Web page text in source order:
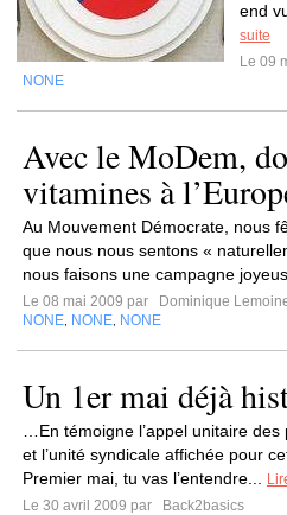
end
suite
Le 09
NONE
Avec le MoDem,
vitamines à
Au Mouvement Démocrate, nous
que nous nous sentons «
nous faisons une campagne
Le 08 mai 2009 par
Dominique
NONE NONE NONE
Un 1er mai déjà
…En témoigne l’appel unitaire
et l’unité syndicale affichée pour
Premier mai, tu vas l’entendre...
Le 30 avril 2009 par
Back2basics